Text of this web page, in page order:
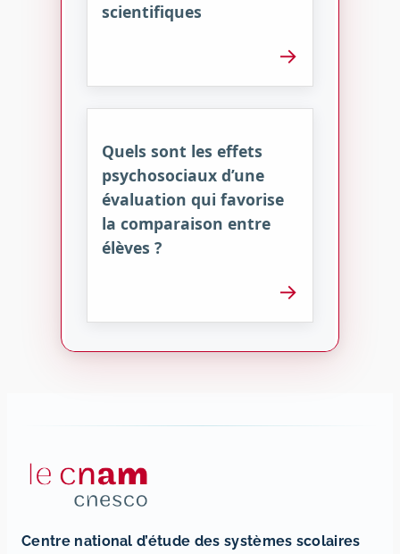
scientifiques
→
Quels sont les effets
psychosociaux d’une
évaluation qui favorise
la comparaison entre
élèves ?
→
Centre national d’étude des systèmes scolaires